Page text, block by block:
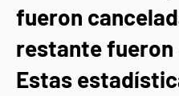
fueron
restante fueron
Estas